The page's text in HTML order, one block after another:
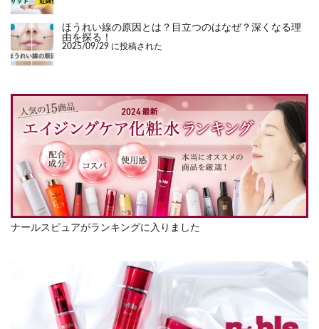
ほうれい線の原因とは？目立つのはなぜ？深くなる理
由を探る！
2025/09/29 に投稿された
ナールスピュアがランキングに入りました